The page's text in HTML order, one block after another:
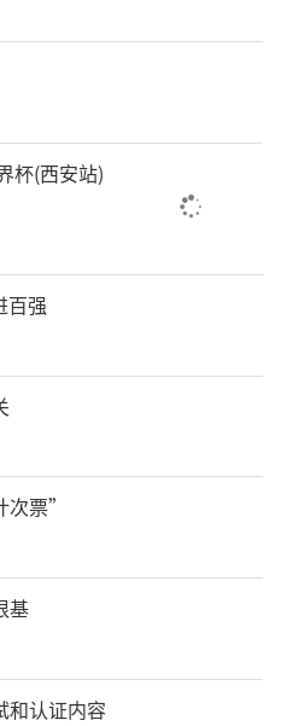
杯(西安站)
百强
票”
基
和认证内容